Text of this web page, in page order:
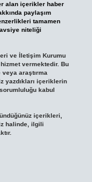
alan içerikler haber
paylaşım
tamamen
niteliği
ve İletişim Kurumu
hizmet vermektedir. Bu
araştırma
yazdıkları içeriklerin
kabul
içerikleri,
halinde, ilgili